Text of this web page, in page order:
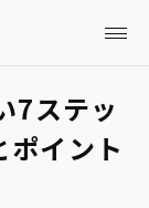
7ステッ
イント